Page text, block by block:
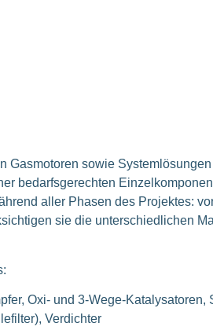
sowie
bedarfsgerechten
aller Phasen des Projektes:
sie die unterschiedlichen
Oxi- und 3-Wege-Katalysatoren,
Verdichter